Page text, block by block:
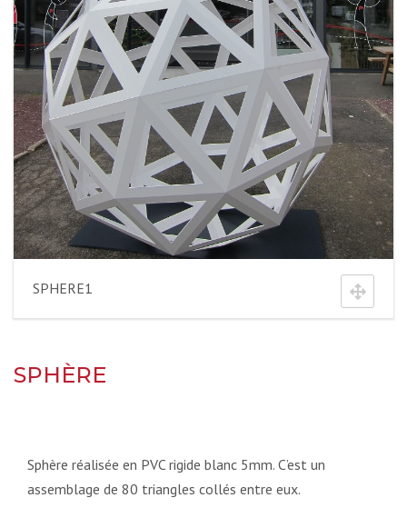
SPHERE1
SPHÈRE
Sphère réalisée en PVC rigide blanc 5mm. C’est un
assemblage de 80 triangles collés entre eux.